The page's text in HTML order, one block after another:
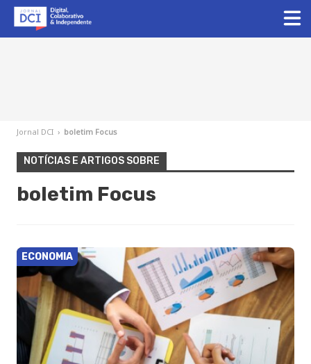
Jornal DCI › boletim Focus
NOTÍCIAS E ARTIGOS SOBRE
boletim Focus
ECONOMIA